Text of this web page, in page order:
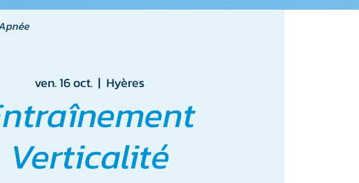
ven. 16 oct.
  |
Hyères
Verticalité